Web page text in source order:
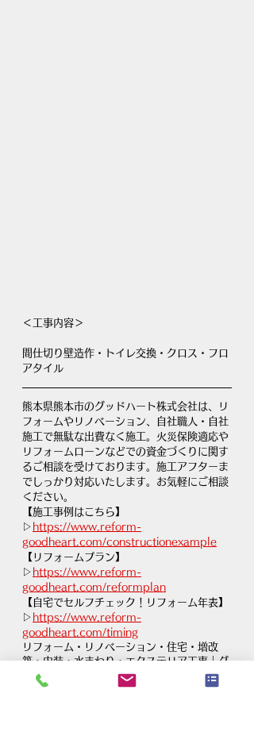
＜工事内容＞
間仕切り壁造作・トイレ交換・クロス・フロ
アタイル
熊本県熊本市のグッドハート株式会社は、リ
フォームやリノベーション、自社職人・自社
施工で無駄な出費なく施工。火災保険適応や
リフォームローンなどでの資金づくりに関す
るご相談を受けております。施工アフターま
でしっかり対応いたします。お気軽にご相談
ください。
【施工事例はこちら】
▷ https://www.reform-
goodheart.com/constructionexample
【リフォームプラン】
▷ https://www.reform-
goodheart.com/reformplan
【自宅でセルフチェック！リフォーム年表】
▷ https://www.reform-
goodheart.com/timing
リフォーム・リノベーション・住宅・増改
築・内装・水まわり・エクステリア工事｜グ
ッドハート株式会社